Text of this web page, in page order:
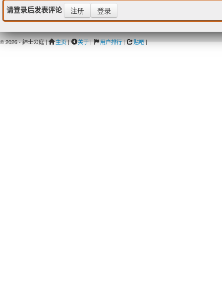
请登录后发表评论 注册 登录
© 2026 - 紳士の庭 | 主页| 关于| 用户排行| 贴吧|